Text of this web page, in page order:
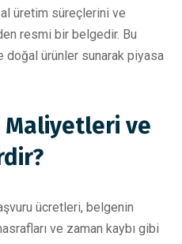
üretim süreçlerini ve
resmi bir belgedir. Bu
ürünler sunarak piyasa
Maliyetleri ve
ücretleri, belgenin
ve zaman kaybı gibi